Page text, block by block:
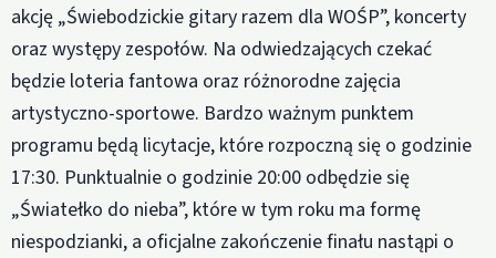
akcję „Świebodzickie gitary razem dla WOŚP”, koncerty
oraz występy zespołów. Na odwiedzających czekać
będzie loteria fantowa oraz różnorodne zajęcia
artystyczno-sportowe. Bardzo ważnym punktem
programu będą licytacje, które rozpoczną się o godzinie
17:30. Punktualnie o godzinie 20:00 odbędzie się
„Światełko do nieba”, które w tym roku ma formę
niespodzianki, a oficjalne zakończenie finału nastąpi o